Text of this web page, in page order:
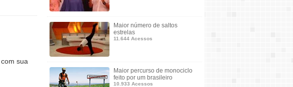
sua
Maior número de saltos
estrelas
11.644 Acessos
Maior percurso de monociclo
feito por um brasileiro
10.933 Acessos